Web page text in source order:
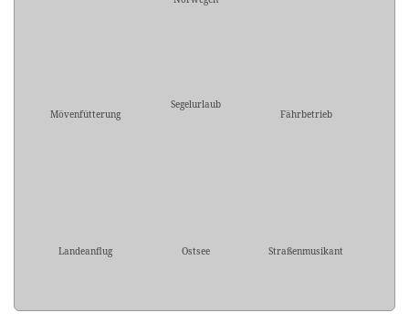
Mövenfütterung
Segelurlaub
Fährbetrieb
Landeanflug Ostsee Straßenmusikant